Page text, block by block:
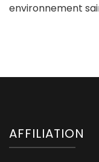
environnement
AFFILIATION